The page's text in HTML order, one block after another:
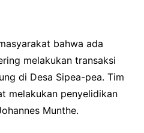
bahwa ada
melakukan transaksi
di Desa Sipea-pea. Tim
melakukan penyelidikan
Munthe.